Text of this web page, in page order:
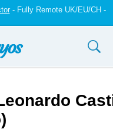
- Fully Remote UK/EU/CH -